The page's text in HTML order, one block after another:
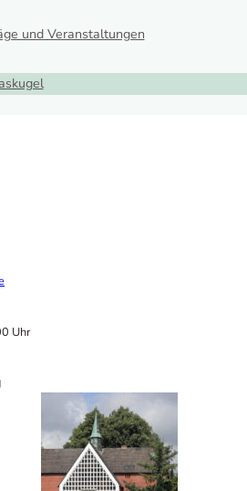
und Veranstaltungen
Uhr